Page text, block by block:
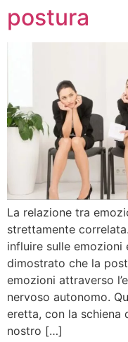
postura
La relazione tra
strettamente
influire sulle emozioni
dimostrato che la
emozioni attraverso
nervoso autonomo.
eretta, con la schiena
nostro […]